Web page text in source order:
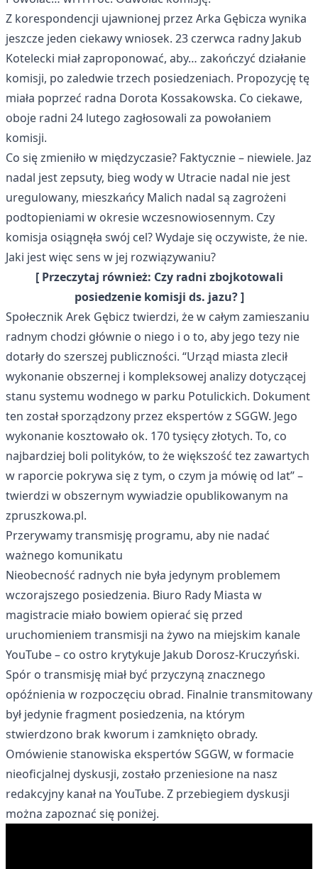
Z korespondencji ujawnionej przez Arka Gębicza wynika
jeszcze jeden ciekawy wniosek. 23 czerwca radny Jakub
Kotelecki miał zaproponować, aby… zakończyć działanie
komisji, po zaledwie trzech posiedzeniach. Propozycję tę
miała poprzeć radna Dorota Kossakowska. Co ciekawe,
oboje radni 24 lutego zagłosowali za powołaniem
komisji.
Co się zmieniło w międzyczasie? Faktycznie – niewiele. Jaz
nadal jest zepsuty, bieg wody w Utracie nadal nie jest
uregulowany, mieszkańcy Malich nadal są zagrożeni
podtopieniami w okresie wczesnowiosennym. Czy
komisja osiągnęła swój cel? Wydaje się oczywiste, że nie.
Jaki jest więc sens w jej rozwiązywaniu?
[ Przeczytaj również: Czy radni zbojkotowali
posiedzenie komisji ds. jazu?]
Społecznik Arek Gębicz twierdzi, że w całym zamieszaniu
radnym chodzi głównie o niego i o to, aby jego tezy nie
dotarły do szerszej publiczności. “Urząd miasta zlecił
wykonanie obszernej i kompleksowej analizy dotyczącej
stanu systemu wodnego w parku Potulickich. Dokument
ten został sporządzony przez ekspertów z SGGW. Jego
wykonanie kosztowało ok. 170 tysięcy złotych. To, co
najbardziej boli polityków, to że większość tez zawartych
w raporcie pokrywa się z tym, o czym ja mówię od lat” –
twierdzi w obszernym wywiadzie opublikowanym na
zpruszkowa.pl.
Przerywamy transmisję programu, aby nie nadać
ważnego komunikatu
Nieobecność radnych nie była jedynym problemem
wczorajszego posiedzenia. Biuro Rady Miasta w
magistracie miało bowiem opierać się przed
uruchomieniem transmisji na żywo na miejskim kanale
YouTube – co ostro krytykuje Jakub Dorosz-Kruczyński.
Spór o transmisję miał być przyczyną znacznego
opóźnienia w rozpoczęciu obrad. Finalnie transmitowany
był jedynie fragment posiedzenia, na którym
stwierdzono brak kworum i zamknięto obrady.
Omówienie stanowiska ekspertów SGGW, w formacie
nieoficjalnej dyskusji, zostało przeniesione na nasz
redakcyjny kanał na YouTube. Z przebiegiem dyskusji
można zapoznać się poniżej.